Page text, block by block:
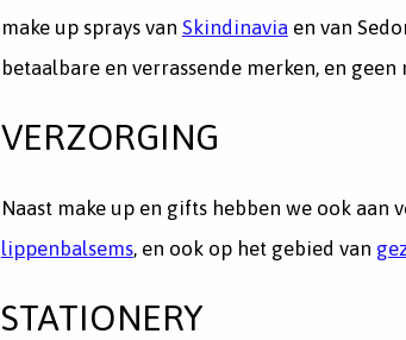
make up sprays van Skindinavia en van
betaalbare en verrassende merken, en
VERZORGING
Naast make up en gifts hebben we ook
lippenbalsems, en ook op het gebied van
STATIONERY